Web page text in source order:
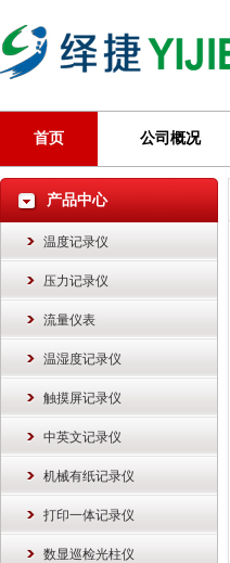
首页 公司概况
产品中心
温度记录仪
压力记录仪
流量仪表
温湿度记录仪
触摸屏记录仪
中英文记录仪
机械有纸记录仪
打印一体记录仪
数显巡检光柱仪